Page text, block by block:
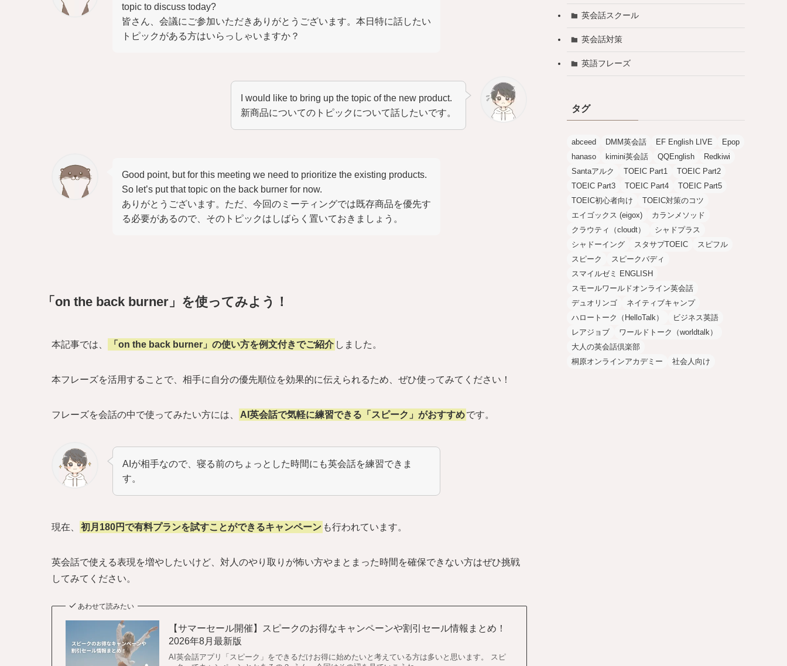
topic to discuss today?
皆さん、会議にご参加いただきありがとうございます。本日特に話したい
トピックがある方はいらっしゃいますか？
I would like to bring up the topic of the new product.
新商品についてのトピックについて話したいです。
Good point, but for this meeting we need to prioritize the existing products.
So let’s put that topic on the back burner for now.
ありがとうございます。ただ、今回のミーティングでは既存商品を優先す
る必要があるので、そのトピックはしばらく置いておきましょう。
「on the back burner」を使ってみよう！
本記事では、 「on the back burner」の使い方を例文付きでご紹介 しました。
本フレーズを活用することで、相手に自分の優先順位を効果的に伝えられるため、ぜひ使ってみてください！
フレーズを会話の中で使ってみたい方には、 AI英会話で気軽に練習できる「スピーク」がおすすめです。
AIが相手なので、寝る前のちょっとした時間にも英会話を練習できま
す。
現在、 初月180円で有料プランを試すことができるキャンペーン も行われています。
英会話で使える表現を増やしたいけど、対人のやり取りが怖い方やまとまった時間を確保できない方はぜひ挑戦
してみてください。
あわせて読みたい
【サマーセール開催】スピークのお得なキャンペーンや割引セール情報まとめ！
2026年8月最新版
AI英会話アプリ「スピーク」をできるだけお得に始めたいと考えている方は多いと思います。 スピ
英会話スクール
英会話対策
英語フレーズ
タグ
abceed DMM英会話 EF English LIVE
Epop
hanaso
kimini英会話 QQEnglish
Redkiwi
Santaアルク
TOEIC Part1
TOEIC Part2
TOEIC Part3
TOEIC Part4
TOEIC Part5
TOEIC初心者向け
TOEIC対策のコツ
エイゴックス (eigox)
カランメソッド
クラウティ（cloudt）
シャドプラス
シャドーイング
スタサプTOEIC
スピフル
スピーク
スピークバディ
スマイルゼミ ENGLISH
スモールワールドオンライン英会話
デュオリンゴ
ネイティブキャンプ
ハロートーク（HelloTalk）
ビジネス英語
レアジョブ
ワールドトーク（worldtalk）
大人の英会話倶楽部
桐原オンラインアカデミー
社会人向け